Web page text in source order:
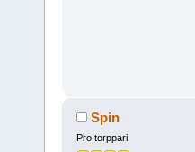
Spin
Pro torppari